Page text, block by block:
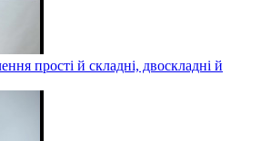
прості й складні, двоскладні й